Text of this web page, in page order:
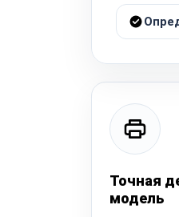
Точная
модель